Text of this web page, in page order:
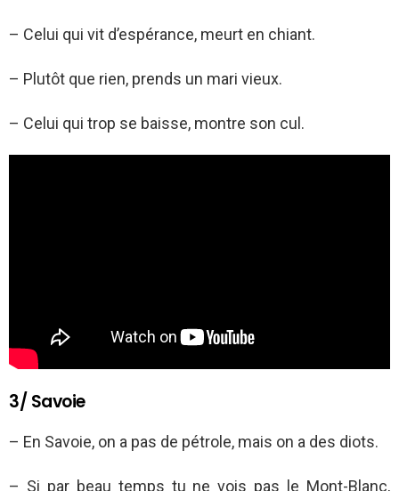
– Celui qui vit d’espérance, meurt en chiant.
– Plutôt que rien, prends un mari vieux.
– Celui qui trop se baisse, montre son cul.
3/ Savoie
– En Savoie, on a pas de pétrole, mais on a des diots.
– Si par beau temps tu ne vois pas le Mont-Blanc,